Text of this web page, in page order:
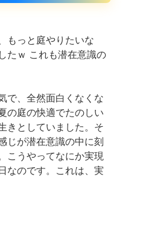
もっと庭やりたいな
たｗ これも潜在意識の
で、全然面白くなくな
の庭の快適でたのしい
きとしていました。そ
が潜在意識の中に刻
こうやってなにか実現
なのです。これは、実